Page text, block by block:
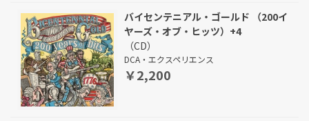
バイセンテニアル・ゴールド （200イ
ヤーズ・オブ・ヒッツ）+4
（CD）
DCA・エクスペリエンス
￥2,200